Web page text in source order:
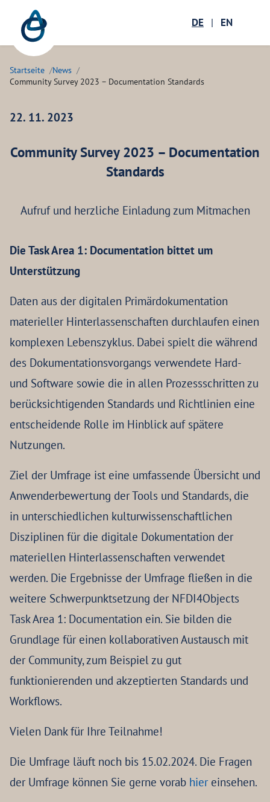
Zum Hauptinhalt springen
DE | EN
Startseite
News
Community Survey 2023 – Documentation Standards
22. 11. 2023
Community Survey 2023 – Documentation
Standards
Aufruf und herzliche Einladung zum Mitmachen
Die Task Area 1: Documentation bittet um
Unterstützung
Daten aus der digitalen Primärdokumentation
materieller Hinterlassenschaften durchlaufen einen
komplexen Lebenszyklus. Dabei spielt die während
des Dokumentationsvorgangs verwendete Hard-
und Software sowie die in allen Prozessschritten zu
berücksichtigenden Standards und Richtlinien eine
entscheidende Rolle im Hinblick auf spätere
Nutzungen.
Ziel der Umfrage ist eine umfassende Übersicht und
Anwenderbewertung der Tools und Standards, die
in unterschiedlichen kulturwissenschaftlichen
Disziplinen für die digitale Dokumentation der
materiellen Hinterlassenschaften verwendet
werden. Die Ergebnisse der Umfrage fließen in die
weitere Schwerpunktsetzung der NFDI4Objects
Task Area 1: Documentation ein. Sie bilden die
Grundlage für einen kollaborativen Austausch mit
der Community, zum Beispiel zu gut
funktionierenden und akzeptierten Standards und
Workflows.
Vielen Dank für Ihre Teilnahme!
Die Umfrage läuft noch bis 15.02.2024. Die Fragen
der Umfrage können Sie gerne vorab hiereinsehen.